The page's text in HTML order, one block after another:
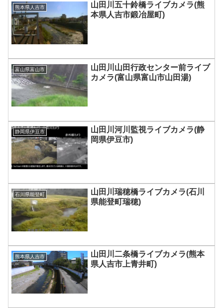
熊本県人吉市
山田川五十鈴橋ライブカメラ(熊
本県人吉市鍛冶屋町)
富山県富山市
山田川山田行政センター前ライブ
カメラ(富山県富山市山田湯)
静岡県伊豆市
山田川河川監視ライブカメラ(静
岡県伊豆市)
石川県能登町
山田川瑞穂橋ライブカメラ(石川
県能登町瑞穂)
熊本県人吉市
山田川二条橋ライブカメラ(熊本
県人吉市上青井町)